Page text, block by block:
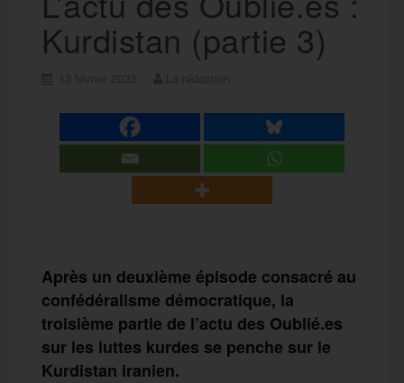
Kurdistan (partie 3)
Après un deuxième épisode consacré au
confédéralisme démocratique, la
troisième partie de l’actu des Oublié.es
sur les luttes kurdes se penche sur le
Kurdistan iranien.